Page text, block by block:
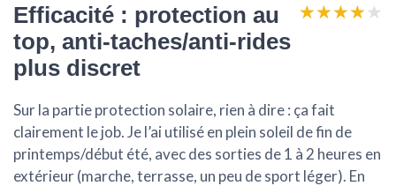
Efficacité : protection au
top, anti-taches/anti-rides
plus discret
★★★★★
★★★★★
Sur la partieprotection solaire, rien à dire : ça fait
clairement le job. Je l’ai utilisé en plein soleil de fin de
printemps/début été, avec des sorties de 1 à 2 heures en
extérieur (marche, terrasse, un peu de sport léger). En